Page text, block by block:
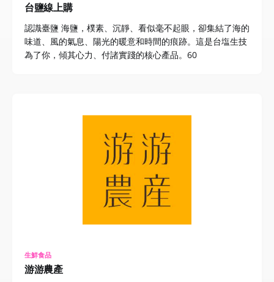
台鹽線上購
認識臺鹽 海鹽，樸素、沉靜、看似毫不起眼，卻集結了海的
味道、風的氣息、陽光的暖意和時間的痕跡。這是台塩生技
為了你，傾其心力、付諸實踐的核心產品。60
生鮮食品
游游農產